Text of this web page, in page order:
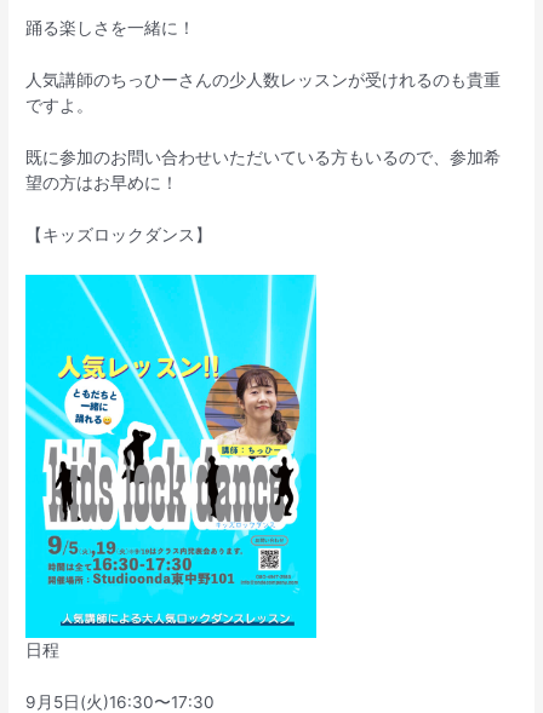
踊る楽しさを一緒に！
人気講師のちっひーさんの少人数レッスンが受けれるのも貴重
ですよ。
既に参加のお問い合わせいただいている方もいるので、参加希
望の方はお早めに！
【キッズロックダンス】
日程
9月5日(火)16:30〜17:30